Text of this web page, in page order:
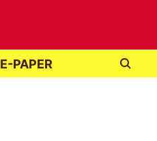
E-PAPER